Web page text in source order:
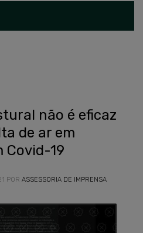
não é eficaz
de ar em
Covid-19
POR ASSESSORIA DE IMPRENSA